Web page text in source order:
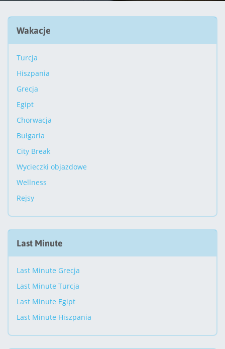
Wakacje
Turcja
Hiszpania
Grecja
Egipt
Chorwacja
Bułgaria
City Break
Wycieczki objazdowe
Wellness
Rejsy
Last Minute
Last Minute Grecja
Last Minute Turcja
Last Minute Egipt
Last Minute Hiszpania